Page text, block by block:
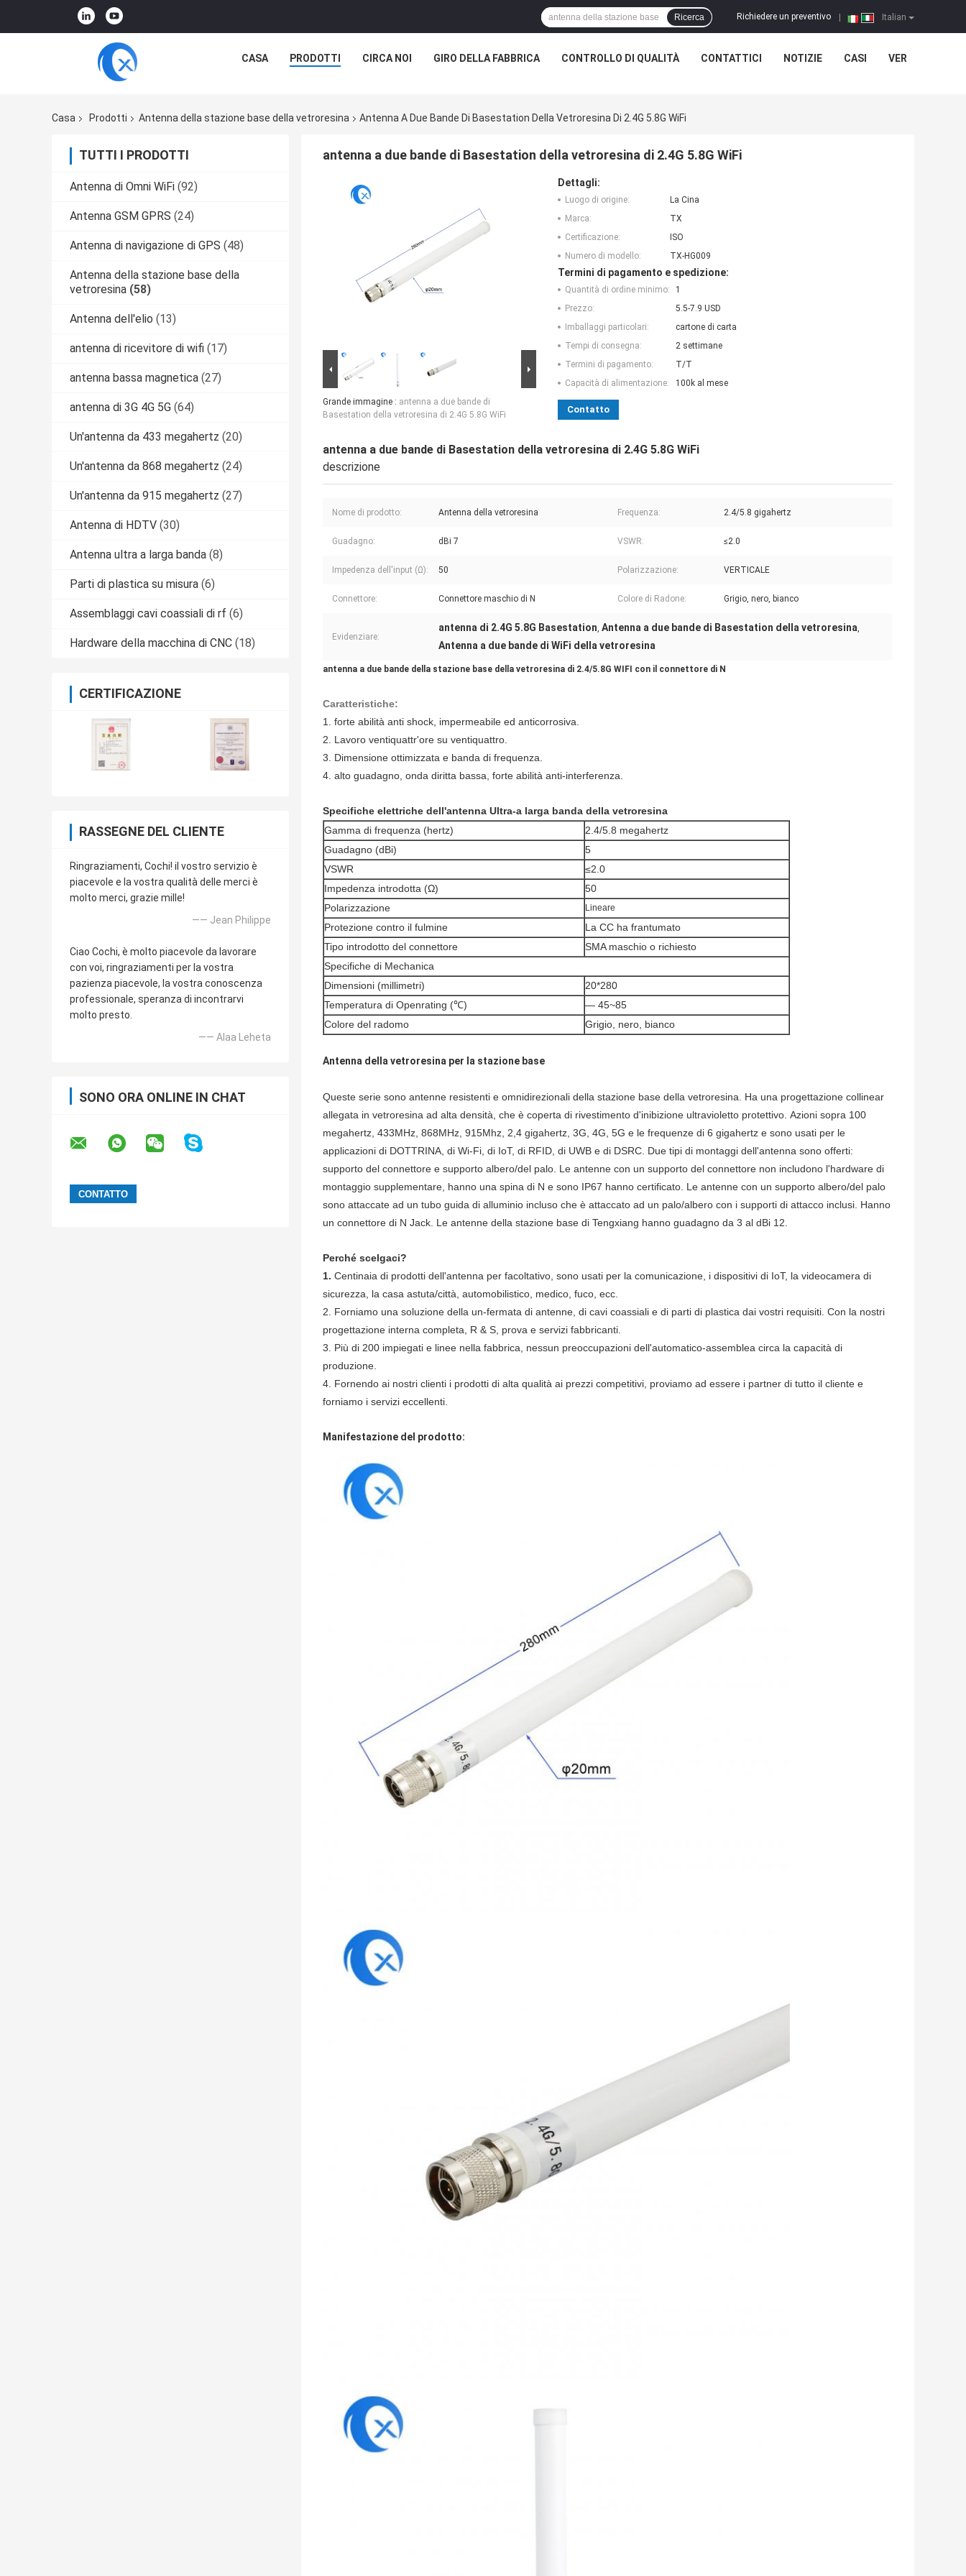
Italian
Richiedere un preventivo
Ricerca
CASA PRODOTTI CIRCA NOI GIRO DELLA FABBRICA CONTROLLO DI QUALITÀ CONTATTICI NOTIZIE CASI VER
Casa Prodotti Antenna della stazione base della vetroresina Antenna A Due Bande Di Basestation Della Vetroresina Di 2.4G 5.8G WiFi
TUTTI I PRODOTTI
Antenna di Omni WiFi (92)
Antenna GSM GPRS (24)
Antenna di navigazione di GPS (48)
Antenna della stazione base della
vetroresina (58)
Antenna dell'elio (13)
antenna di ricevitore di wifi (17)
antenna bassa magnetica (27)
antenna di 3G 4G 5G (64)
Un'antenna da 433 megahertz (20)
Un'antenna da 868 megahertz (24)
Un'antenna da 915 megahertz (27)
Antenna di HDTV (30)
Antenna ultra a larga banda (8)
Parti di plastica su misura (6)
Assemblaggi cavi coassiali di rf (6)
Hardware della macchina di CNC (18)
CERTIFICAZIONE
RASSEGNE DEL CLIENTE
Ringraziamenti, Cochi! il vostro servizio è
piacevole e la vostra qualità delle merci è
molto merci, grazie mille!
—— Jean Philippe
Ciao Cochi, è molto piacevole da lavorare
con voi, ringraziamenti per la vostra
pazienza piacevole, la vostra conoscenza
professionale, speranza di incontrarvi
molto presto.
—— Alaa Leheta
SONO ORA ONLINE IN CHAT
antenna a due bande di Basestation della vetroresina di 2.4G 5.8G WiFi
Grande immagine : antenna a due bande di
Basestation della vetroresina di 2.4G 5.8G WiFi
Dettagli:
Luogo di origine:
La Cina
Marca:
TX
Certificazione:
ISO
Numero di modello:
TX-HG009
Termini di pagamento e spedizione:
Quantità di ordine minimo:
1
Prezzo:
5.5-7.9 USD
Imballaggi particolari:
cartone di carta
Tempi di consegna:
2 settimane
Termini di pagamento:
T/T
Capacità di alimentazione:
100k al mese
Contatto
antenna a due bande di Basestation della vetroresina di 2.4G 5.8G WiFi
descrizione
Nome di prodotto: Antenna della vetroresina Frequenza: 2.4/5.8 gigahertz
Guadagno: dBi 7 VSWR: ≤2.0
Impedenza dell'input (Ω): 50 Polarizzazione: VERTICALE
Connettore: Connettore maschio di N Colore di Radone: Grigio, nero, bianco
Evidenziare:
antenna di 2.4G 5.8G Basestation, Antenna a due bande di Basestation della vetroresina,
Antenna a due bande di WiFi della vetroresina
antenna a due bande della stazione base della vetroresina di 2.4/5.8G WIFI con il connettore di N
Caratteristiche:
1. forte abilità anti shock, impermeabile ed anticorrosiva.
2. Lavoro ventiquattr'ore su ventiquattro.
3. Dimensione ottimizzata e banda di frequenza.
4. alto guadagno, onda diritta bassa, forte abilità anti-interferenza.
Specifiche elettriche dell'antenna Ultra-a larga banda della vetroresina
Gamma di frequenza (hertz)
2.4/5.8 megahertz
Guadagno (dBi)
5
VSWR
≤2.0
Impedenza introdotta (Ω)
50
Polarizzazione
Lineare
Protezione contro il fulmine
La CC ha frantumato
Tipo introdotto del connettore
SMA maschio o richiesto
Specifiche di Mechanica
Dimensioni (millimetri)
20*280
Temperatura di Openrating (℃)
— 45~85
Colore del radomo
Grigio, nero, bianco
Antenna della vetroresina per la stazione base
Queste serie sono antenne resistenti e omnidirezionali della stazione base della vetroresina. Ha una progettazione collinear
allegata in vetroresina ad alta densità, che è coperta di rivestimento d'inibizione ultravioletto protettivo. Azioni sopra 100
megahertz, 433MHz, 868MHz, 915Mhz, 2,4 gigahertz, 3G, 4G, 5G e le frequenze di 6 gigahertz e sono usati per le
applicazioni di DOTTRINA, di Wi-Fi, di IoT, di RFID, di UWB e di DSRC. Due tipi di montaggi dell'antenna sono offerti:
supporto del connettore e supporto albero/del palo. Le antenne con un supporto del connettore non includono l'hardware di
montaggio supplementare, hanno una spina di N e sono IP67 hanno certificato. Le antenne con un supporto albero/del palo
sono attaccate ad un tubo guida di alluminio incluso che è attaccato ad un palo/albero con i supporti di attacco inclusi. Hanno
un connettore di N Jack. Le antenne della stazione base di Tengxiang hanno guadagno da 3 al dBi 12.
Perché scelgaci?
1. Centinaia di prodotti dell'antenna per facoltativo, sono usati per la comunicazione, i dispositivi di IoT, la videocamera di
sicurezza, la casa astuta/città, automobilistico, medico, fuco, ecc.
2. Forniamo una soluzione della un-fermata di antenne, di cavi coassiali e di parti di plastica dai vostri requisiti. Con la nostri
progettazione interna completa, R & S, prova e servizi fabbricanti.
3. Più di 200 impiegati e linee nella fabbrica, nessun preoccupazioni dell'automatico-assemblea circa la capacità di
produzione.
4. Fornendo ai nostri clienti i prodotti di alta qualità ai prezzi competitivi, proviamo ad essere i partner di tutto il cliente e
forniamo i servizi eccellenti.
Manifestazione del prodotto: